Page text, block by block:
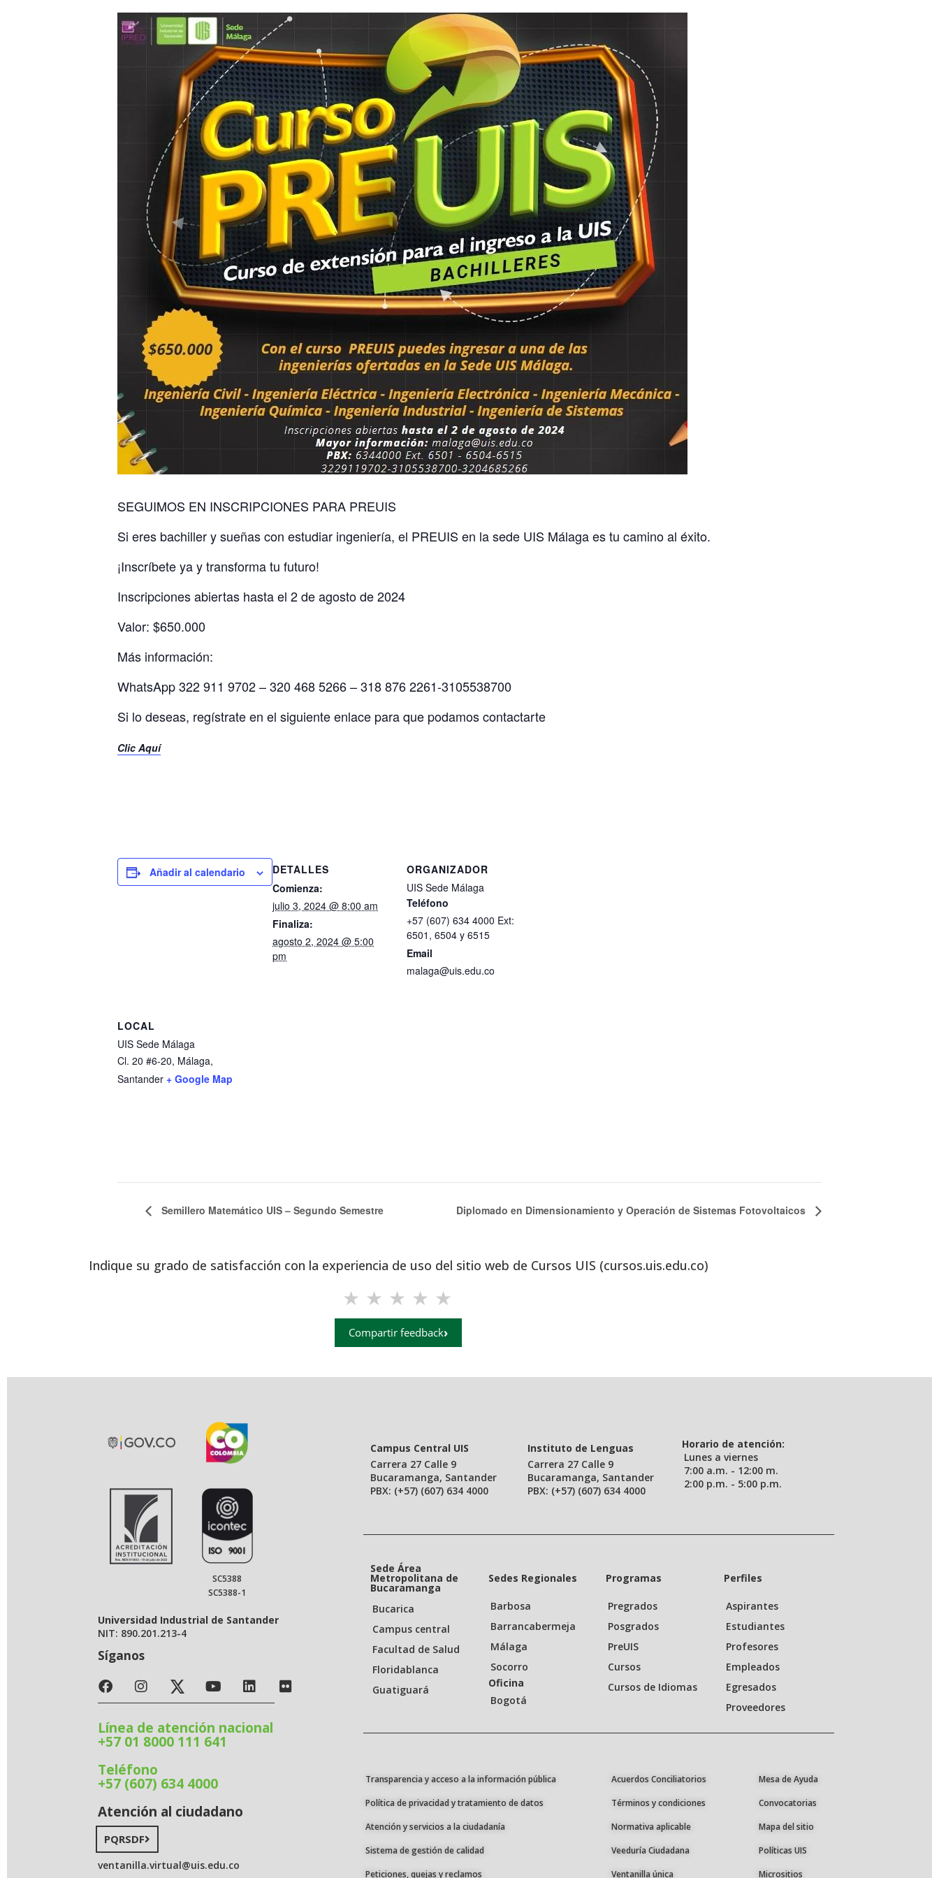
SEGUIMOS EN INSCRIPCIONES PARA PREUIS
Si eres bachiller y sueñas con estudiar ingeniería, el PREUIS en la sede UIS Málaga es tu camino al éxito.
¡Inscríbete ya y transforma tu futuro!
Inscripciones abiertas hasta el 2 de agosto de 2024
Valor: $650.000
Más información:
WhatsApp 322 911 9702 – 320 468 5266 – 318 876 2261-3105538700
Si lo deseas, regístrate en el siguiente enlace para que podamos contactarte
Clic Aquí
Añadir al calendario
DETALLES
Comienza:
julio 3, 2024 @ 8:00 am
Finaliza:
agosto 2, 2024 @ 5:00
pm
ORGANIZADOR
UIS Sede Málaga
Teléfono
+57 (607) 634 4000 Ext:
6501, 6504 y 6515
Email
malaga@uis.edu.co
LOCAL
UIS Sede Málaga
Cl. 20 #6-20, Málaga,
Santander + Google Map
Semillero Matemático UIS – Segundo Semestre Diplomado en Dimensionamiento y Operación de Sistemas Fotovoltaicos
Indique su grado de satisfacción con la experiencia de uso del sitio web de Cursos UIS (cursos.uis.edu.co)